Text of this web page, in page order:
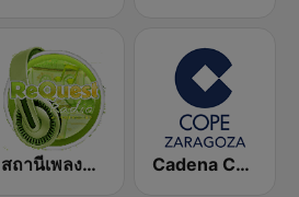
สถานีเพลงสากล Request Radio International Music Cadena COPE Zaragoza